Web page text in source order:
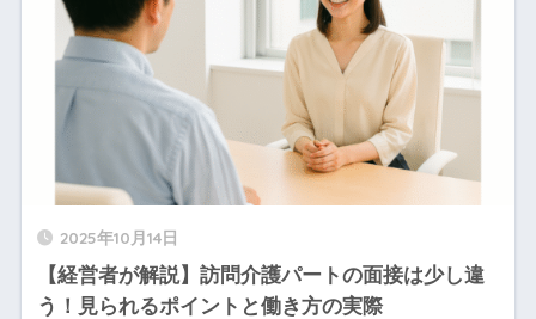
2025年10月14日
【経営者が解説】訪問介護パートの面接は少し違
う！見られるポイントと働き方の実際